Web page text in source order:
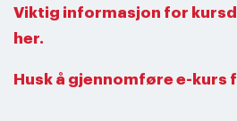
Viktig informasjon for
her.
Husk å gjennomføre e-